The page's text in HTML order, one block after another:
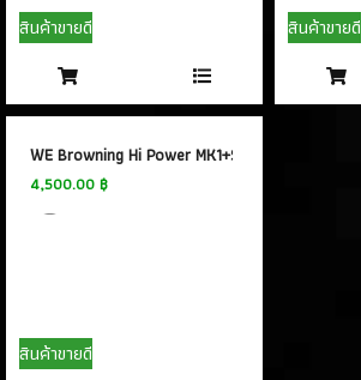
สินค้าขายดี สินค้าขายดี
WE Browning Hi Power MK1+Stock GBB
4,500.00 ฿
สินค้าขายดี